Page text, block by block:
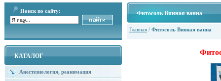
Поиск по сайту:
КАТАЛОГ
Анестезиология, реанимация
Фитосоль Винная ванна
Главная / Фитосоль Винная ванна